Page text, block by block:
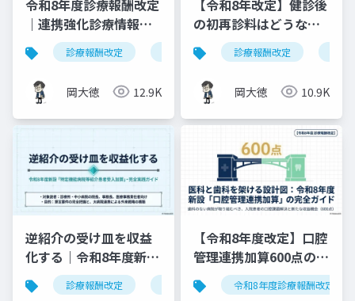
令和8年度診療報酬改定
｜連携強化診療情報提
供料の見直しを図解で
解説
診療報酬改定 連携強化診療情報提供料 令和8年度
岡大徳 12.9K
【令和8年改定】健診後
の初再診料はどうな
る？算定ルールの明確
化と現場での対応ガイ
ド
診療報酬改定
岡大徳 10.9K
逆紹介の受け皿を収益
化する｜令和8年度新設
「特定機能病院等紹介
患者受入加算」完全実
診療報酬改定 特定機能病院等紹介患者受入加算
【令和8年度改定】口腔
管理連携加算600点の算
定要件・施設基準まと
め
令和8年度診療報酬改定